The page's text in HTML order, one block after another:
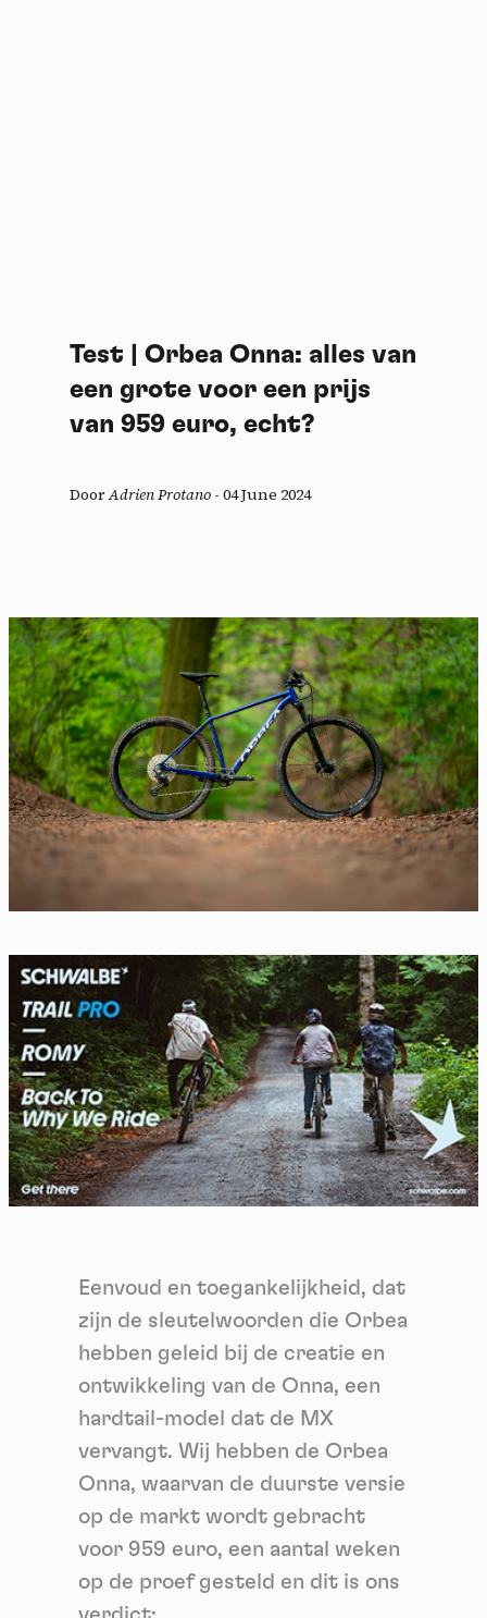
Test | Orbea Onna: alles van
een grote voor een prijs
van 959 euro, echt?
DoorAdrien Protano - 04 June 2024
Eenvoud en toegankelijkheid, dat
zijn de sleutelwoorden die Orbea
hebben geleid bij de creatie en
ontwikkeling van de Onna, een
hardtail-model dat de MX
vervangt. Wij hebben de Orbea
Onna, waarvan de duurste versie
op de markt wordt gebracht
voor 959 euro, een aantal weken
op de proef gesteld en dit is ons